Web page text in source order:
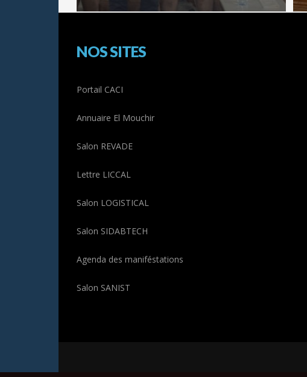
NOS SITES
Portail CACI
Annuaire El Mouchir
Salon REVADE
Lettre LICCAL
Salon LOGISTICAL
Salon SIDABTECH
Agenda des maniféstations
Salon SANIST